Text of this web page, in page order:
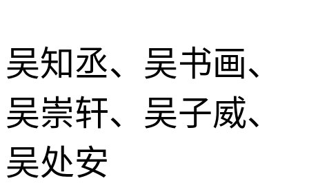
吴知丞、吴书画、
吴崇轩、吴子威、
吴处安